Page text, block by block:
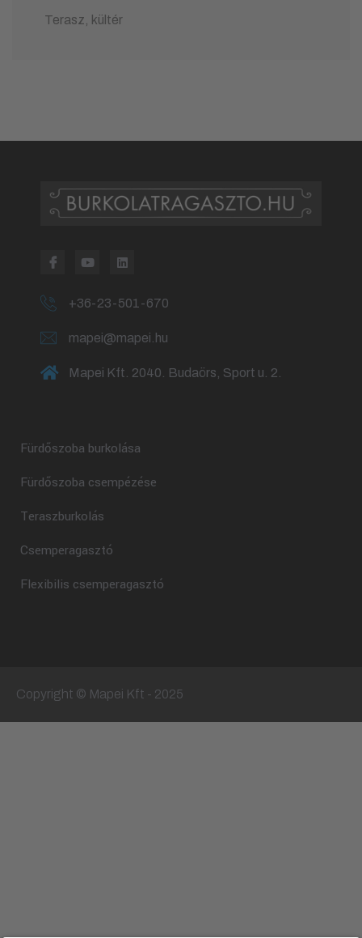
Terasz, kültér
+36-23-501-670
mapei@mapei.hu
Mapei Kft. 2040. Budaörs, Sport u. 2.
Fürdőszoba burkolása
Fürdőszoba csempézése
Teraszburkolás
Csemperagasztó
Flexibilis csemperagasztó
Copyright © Mapei Kft - 2025